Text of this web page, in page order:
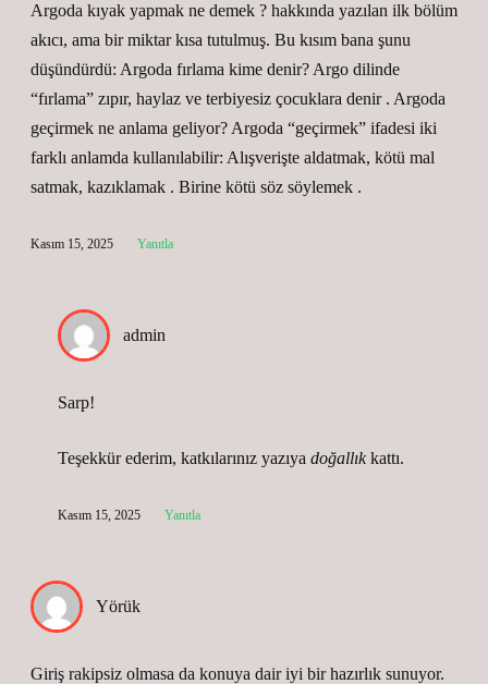
Argoda kıyak yapmak ne demek ? hakkında yazılan ilk bölüm
akıcı, ama bir miktar kısa tutulmuş. Bu kısım bana şunu
düşündürdü: Argoda fırlama kime denir? Argo dilinde
“fırlama” zıpır, haylaz ve terbiyesiz çocuklara denir . Argoda
geçirmek ne anlama geliyor? Argoda “geçirmek” ifadesi iki
farklı anlamda kullanılabilir: Alışverişte aldatmak, kötü mal
satmak, kazıklamak . Birine kötü söz söylemek .
Kasım 15, 2025 Yanıtla
admin
Sarp!
Teşekkür ederim, katkılarınız yazıya doğallıkkattı.
Kasım 15, 2025 Yanıtla
Yörük
Giriş rakipsiz olmasa da konuya dair iyi bir hazırlık sunuyor.